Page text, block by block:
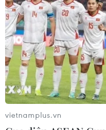
Mỹ trục xuất gần 1,5
cư trái phép trong 12
04/08/2026 22:43
vietnamplus.vn